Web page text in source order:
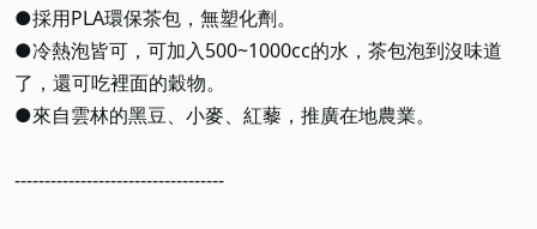
●採用PLA環保茶包，無塑化劑。
●冷熱泡皆可，可加入500~1000cc的水，茶包泡到沒味道
了，還可吃裡面的穀物。
●來自雲林的黑豆、小麥、紅藜，推廣在地農業。
-----------------------------------